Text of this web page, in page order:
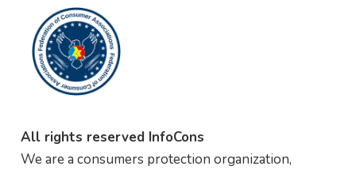
All rights reserved InfoCons
We are a consumers protection organization,